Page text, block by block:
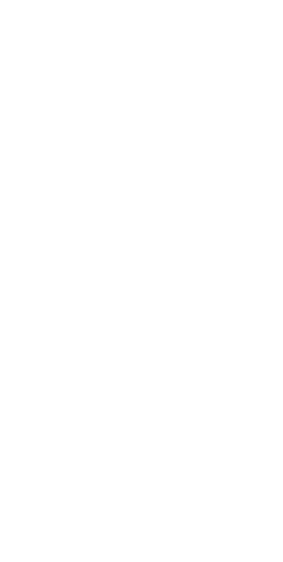
Oferta
«El club ofrece lo que
a los criterios de
del gasto no
hubiéramos tenido de
quiso esperar hasta el
que podía salir se cayó
«Queríamos protegerlo
rendimiento en el filial
más de participación.